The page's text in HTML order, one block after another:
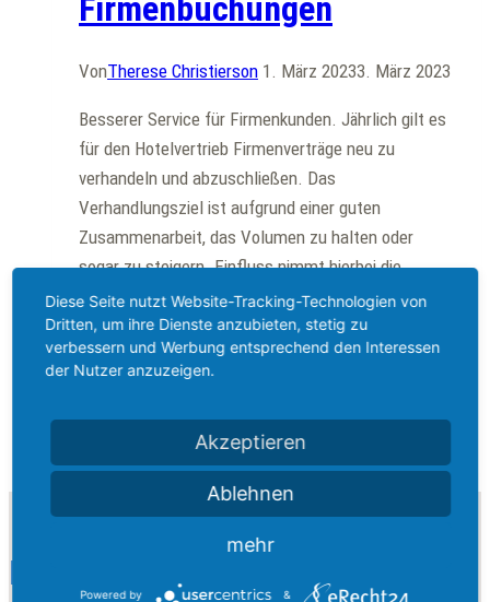
Firmenbuchungen
VonTherese Christierson 1. März 20233. März 2023
Besserer Service für Firmenkunden. Jährlich gilt es
für den Hotelvertrieb Firmenverträge neu zu
verhandeln und abzuschließen. Das
Verhandlungsziel ist aufgrund einer guten
Zusammenarbeit, das Volumen zu halten oder
sogar zu steigern. Einfluss nimmt hierbei die
Zufriedenheit der Reisenden und wie die Buchenden
die Zusammenarbeit bewerten. Nach wie vor gehen
die Besteller davon aus, dass sie…
steigern
Sie
Firmenbuchungen
Erreichbar
Diese Seite nutzt Website-Tracking-Technologien von
Dritten, um ihre Dienste anzubieten, stetig zu
verbessern und Werbung entsprechend den Interessen
der Nutzer anzuzeigen.
Akzeptieren
Ablehnen
mehr
Powered by &